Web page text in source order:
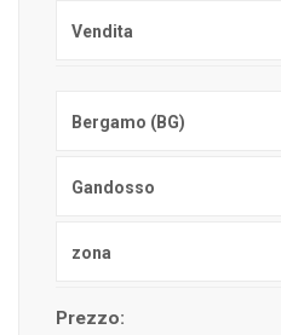
Vendita
Bergamo (BG)
Gandosso
zona
Prezzo: